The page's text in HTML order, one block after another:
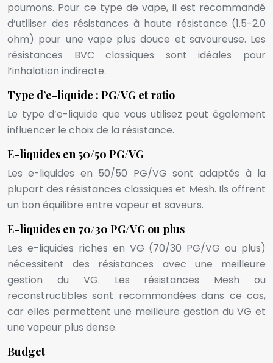
poumons. Pour ce type de vape, il est recommandé
d’utiliser des résistances à haute résistance (1.5-2.0
ohm) pour une vape plus douce et savoureuse. Les
résistances BVC classiques sont idéales pour
l’inhalation indirecte.
Type d’e-liquide : PG/VG et ratio
Le type d’e-liquide que vous utilisez peut également
influencer le choix de la résistance.
E-liquides en 50/50 PG/VG
Les e-liquides en 50/50 PG/VG sont adaptés à la
plupart des résistances classiques et Mesh. Ils offrent
un bon équilibre entre vapeur et saveurs.
E-liquides en 70/30 PG/VG ou plus
Les e-liquides riches en VG (70/30 PG/VG ou plus)
nécessitent des résistances avec une meilleure
gestion du VG. Les résistances Mesh ou
reconstructibles sont recommandées dans ce cas,
car elles permettent une meilleure gestion du VG et
une vapeur plus dense.
Budget